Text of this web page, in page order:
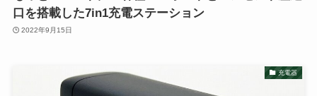
口を搭載した7in1充電ステーション
2022年9月15日
充電器